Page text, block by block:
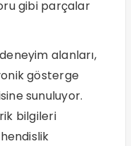
gibi parçalar
alanları,
gösterge
sunuluyor.
bilgileri